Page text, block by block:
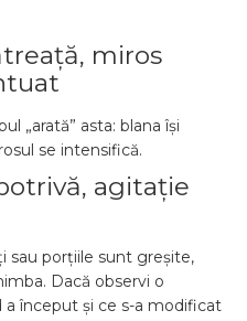
miros
„arată” asta: blana își
se intensifică.
agitație
sau porțiile sunt greșite,
Dacă observi o
a început și ce s-a modificat